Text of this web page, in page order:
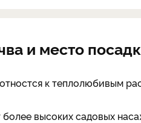
и место
к теплолюбивым
высоких садовых